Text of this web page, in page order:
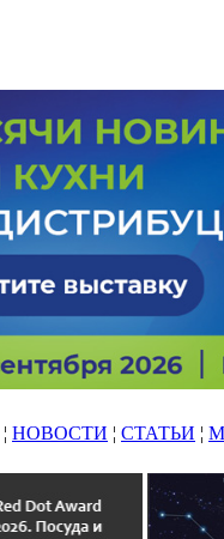
¦ НОВОСТИ ¦ СТАТЬИ ¦